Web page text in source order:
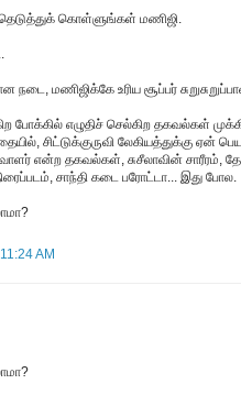
கொள்ளுங்கள் மணிஜி.
மணிஜிக்கே உரிய சூப்பர்
போக்கில் எழுதிச் செல்கிற தகவல்கள்
சிட்டுக்குருவி லேகியத்துக்கு ஏன்
என்ற தகவல்கள், சுசீலாவின் சாரீரம்,
சாந்தி கடை பரோட்டா... இது போல.
AM